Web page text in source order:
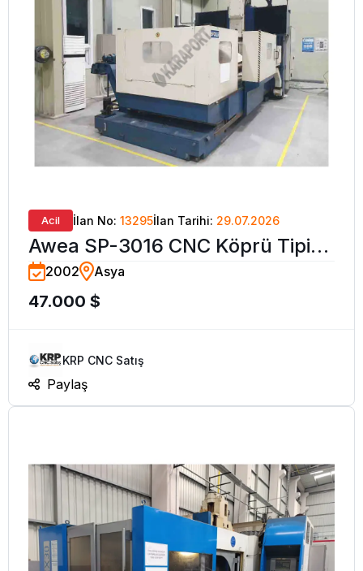
Acil İlan No: 13295İlan Tarihi: 29.07.2026
Awea SP-3016 CNC Köprü Tipi
İşleme Merkezi-2002
2002 Asya
47.000 $
KRP CNC Satış
Paylaş